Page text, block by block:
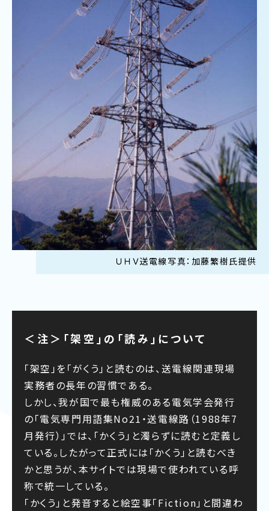
ＵＨＶ送電線写真：加藤繁樹氏提供
＜注＞「架空」の「読み」について
「架空」を「がくう」と読むのは、送電線関連現場
実務者の長年の習慣である。
しかし、我が国で最も権威のある電気学会発行
の「電気専門用語集No21・送電線路（1988年7
月発行）」では、「かくう」と濁らずに読むと定義し
ている。したがって正式には「かくう」と読むべき
かと思うが、本サイトでは現場で使われている呼
称で統一している。
「かくう」と発音すると絵空事「Fiction」と間違わ